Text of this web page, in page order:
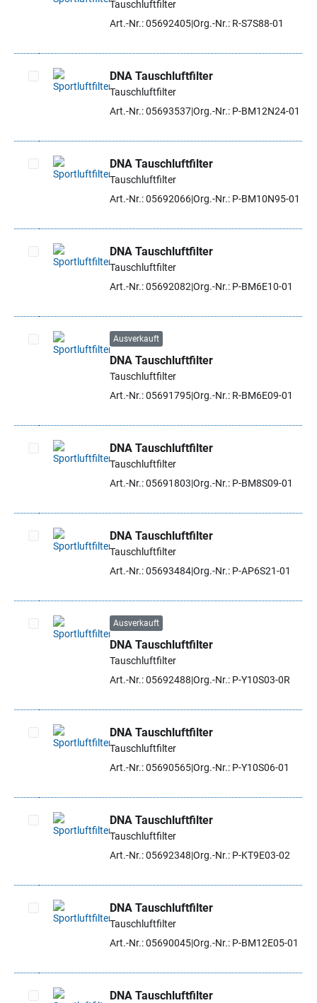
Artikel auswählen
Tauschluftfilter
Art.-Nr.: 05692405Org.-Nr.: R-S7S88-01
Artikel auswählen
DNA Tauschluftfilter
Tauschluftfilter
Art.-Nr.: 05693537Org.-Nr.: P-BM12N24-01
Artikel auswählen
DNA Tauschluftfilter
Tauschluftfilter
Art.-Nr.: 05692066Org.-Nr.: P-BM10N95-01
Artikel auswählen
DNA Tauschluftfilter
Tauschluftfilter
Art.-Nr.: 05692082 Org.-Nr.: P-BM6E10-01
Artikel auswählen
Ausverkauft
DNA Tauschluftfilter
Tauschluftfilter
Art.-Nr.: 05691795Org.-Nr.: R-BM6E09-01
Artikel auswählen
DNA Tauschluftfilter
Tauschluftfilter
Art.-Nr.: 05691803 Org.-Nr.: P-BM8S09-01
Artikel auswählen
DNA Tauschluftfilter
Tauschluftfilter
Art.-Nr.: 05693484Org.-Nr.: P-AP6S21-01
Artikel auswählen
Ausverkauft
DNA Tauschluftfilter
Tauschluftfilter
Art.-Nr.: 05692488 Org.-Nr.: P-Y10S03-0R
Artikel auswählen
DNA Tauschluftfilter
Tauschluftfilter
Art.-Nr.: 05690565Org.-Nr.: P-Y10S06-01
Artikel auswählen
DNA Tauschluftfilter
Tauschluftfilter
Art.-Nr.: 05692348 Org.-Nr.: P-KT9E03-02
Artikel auswählen
DNA Tauschluftfilter
Tauschluftfilter
Art.-Nr.: 05690045Org.-Nr.: P-BM12E05-01
DNA Tauschluftfilter